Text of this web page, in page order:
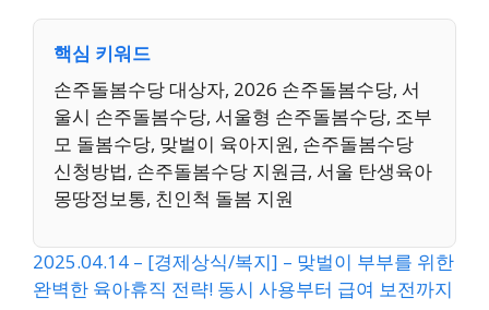
핵심 키워드
손주돌봄수당 대상자, 2026 손주돌봄수당, 서
울시 손주돌봄수당, 서울형 손주돌봄수당, 조부
모 돌봄수당, 맞벌이 육아지원, 손주돌봄수당
신청방법, 손주돌봄수당 지원금, 서울 탄생육아
몽땅정보통, 친인척 돌봄 지원
2025.04.14 – [경제상식/복지] – 맞벌이 부부를 위한
완벽한 육아휴직 전략! 동시 사용부터 급여 보전까지